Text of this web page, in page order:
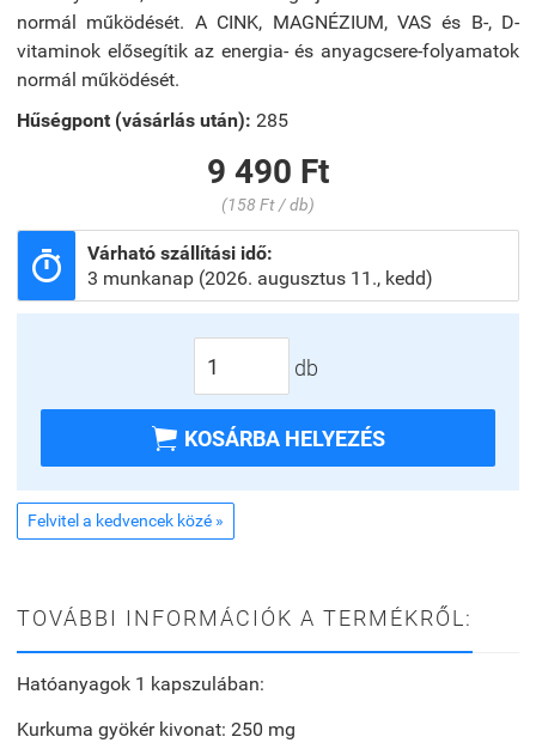
normál működését. A CINK, MAGNÉZIUM, VAS és B-, D-
vitaminok elősegítik az energia- és anyagcsere-folyamatok
normál működését.
Hűségpont (vásárlás után): 285
9 490 Ft
(158 Ft / db)

Várható szállítási idő:
3 munkanap (2026. augusztus 11., kedd)
db
 KOSÁRBA HELYEZÉS
Felvitel a kedvencek közé »
TOVÁBBI INFORMÁCIÓK A TERMÉKRŐL:
Hatóanyagok 1 kapszulában:
Kurkuma gyökér kivonat: 250 mg